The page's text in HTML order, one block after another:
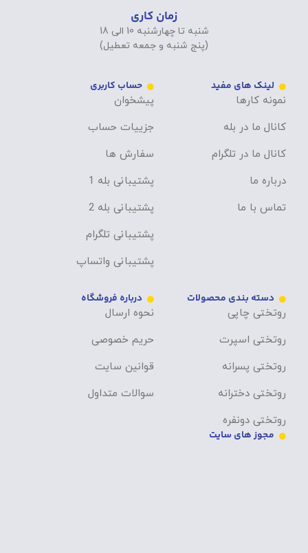
زمان کاری
شنبه تا چهارشنبه 10 الی 18
(پنج شنبه و جمعه تعطیل)
لینک های مفید
نمونه کارها
کانال ما در بله
کانال ما در تلگرام
درباره ما
تماس با ما
حساب کاربری
پیشخوان
جزییات حساب
سفارش ها
پشتیبانی بله 1
پشتیبانی بله 2
پشتیبانی تلگرام
پشتیبانی واتساپ
دسته بندی محصولات
روتختی چاپی
روتختی اسپرت
روتختی پسرانه
روتختی دخترانه
روتختی دونفره
درباره فروشگاه
نحوه ارسال
حریم خصوصی
قوانین سایت
سوالات متداول
مجوز های سایت